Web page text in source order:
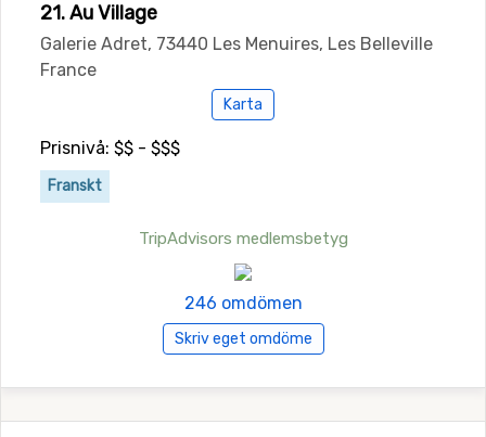
21. Au Village
Galerie Adret, 73440 Les Menuires, Les Belleville
France
Karta
Prisnivå: $$ - $$$
Franskt
TripAdvisors medlemsbetyg
246 omdömen
Skriv eget omdöme